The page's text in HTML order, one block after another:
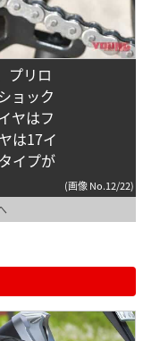
プリロ
ョック
ヤはフ
は17イ
イプが
(画像 No.12/22)